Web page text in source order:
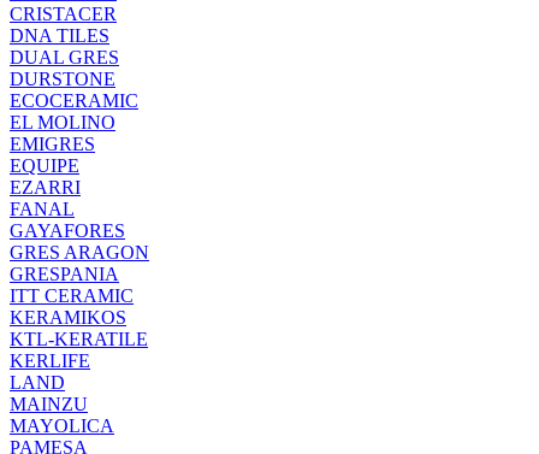
CRISTACER
DNA TILES
DUAL GRES
DURSTONE
ECOCERAMIC
EL MOLINO
EMIGRES
EQUIPE
EZARRI
FANAL
GAYAFORES
GRES ARAGON
GRESPANIA
ITT CERAMIC
KERAMIKOS
KTL-KERATILE
KERLIFE
LAND
MAINZU
MAYOLICA
PAMESA